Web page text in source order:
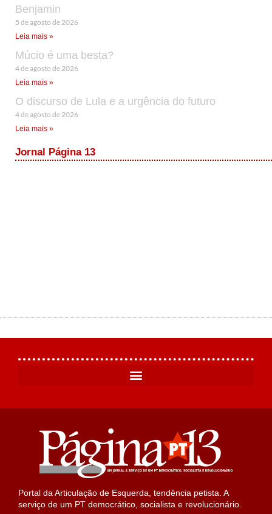
Benjamin
5 de agosto de 2026
Leia mais »
Múcio é uma besta?
4 de agosto de 2026
Leia mais »
O discurso de Lula e a urgência do futuro
4 de agosto de 2026
Leia mais »
Jornal Página 13
Portal da Articulação de Esquerda, tendência petista. A
serviço de um PT democrático, socialista e revolucionário.